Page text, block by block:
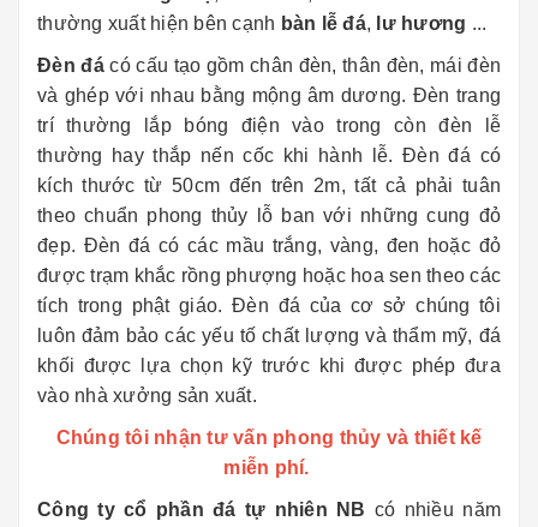
thường xuất hiện bên cạnh bàn lễ đá, lư hương ...
Đèn đácó cấu tạo gồm chân đèn, thân đèn, mái đèn
và ghép với nhau bằng mộng âm dương. Đèn trang
trí thường lắp bóng điện vào trong còn đèn lễ
thường hay thắp nến cốc khi hành lễ. Đèn đá có
kích thước từ 50cm đến trên 2m, tất cả phải tuân
theo chuẩn phong thủy lỗ ban với những cung đỏ
đẹp. Đèn đá có các mầu trắng, vàng, đen hoặc đỏ
được trạm khắc rồng phượng hoặc hoa sen theo các
tích trong phật giáo. Đèn đá của cơ sở chúng tôi
luôn đảm bảo các yếu tố chất lượng và thẩm mỹ, đá
khối được lựa chọn kỹ trước khi được phép đưa
vào nhà xưởng sản xuất.
Chúng tôi nhận tư vấn phong thủy và thiết kế
miễn phí.
Công ty cổ phần đá tự nhiên NB có nhiều năm